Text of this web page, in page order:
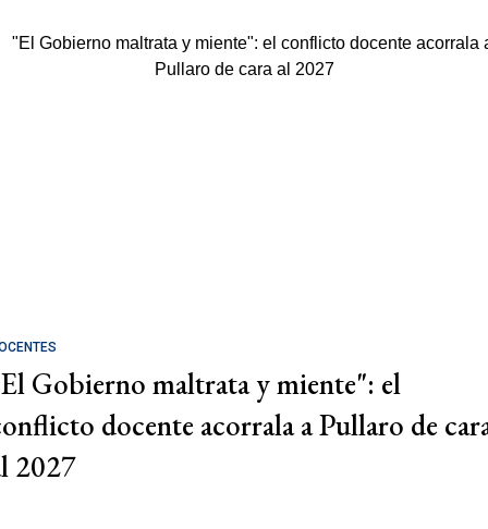
Gobierno maltrata y miente": el
docente acorrala a Pullaro de
2027